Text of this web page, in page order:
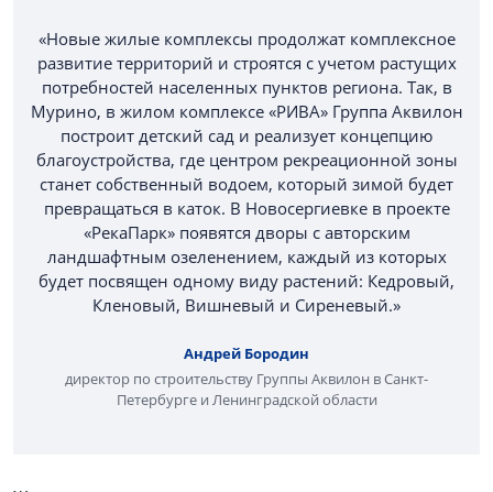
«Новые жилые комплексы продолжат комплексное
развитие территорий и строятся с учетом растущих
потребностей населенных пунктов региона. Так, в
Мурино, в жилом комплексе «РИВА» Группа Аквилон
построит детский сад и реализует концепцию
благоустройства, где центром рекреационной зоны
станет собственный водоем, который зимой будет
превращаться в каток. В Новосергиевке в проекте
«РекаПарк» появятся дворы с авторским
ландшафтным озеленением, каждый из которых
будет посвящен одному виду растений: Кедровый,
Кленовый, Вишневый и Сиреневый.»
Андрей Бородин
директор по строительству Группы Аквилон в Санкт-
Петербурге и Ленинградской области